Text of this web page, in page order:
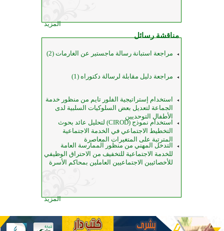
المزيد
مناقشة رسائل
مراجعة استبانة رسالة ماجستير عن الغارمات (2)
مراجعة دليل مقابلة لرسالة دكتوراه (1)
استخدام إستراتيجية الفلور تايم من منظور خدمة
الجماعة لتعديل بعض السلوكيات السلبية لدى
الأطفال التوحديين
استخدام نموذج (CIROD) لتحليل عائد بحوث
التخطيط الاجتماعي في الخدمة الاجتماعية
المترتبة على المتغيرات المعاصرة
التدخل المهني من منظور الممارسة العامة
للخدمة الاجتماعية للتخفيف من الاحتراق الوظيفي
للأخصائيين الاجتماعيين العاملين بمحاكم الأسرة
المزيد